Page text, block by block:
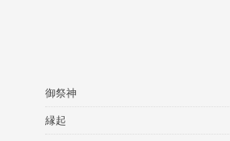
御祭神
縁起